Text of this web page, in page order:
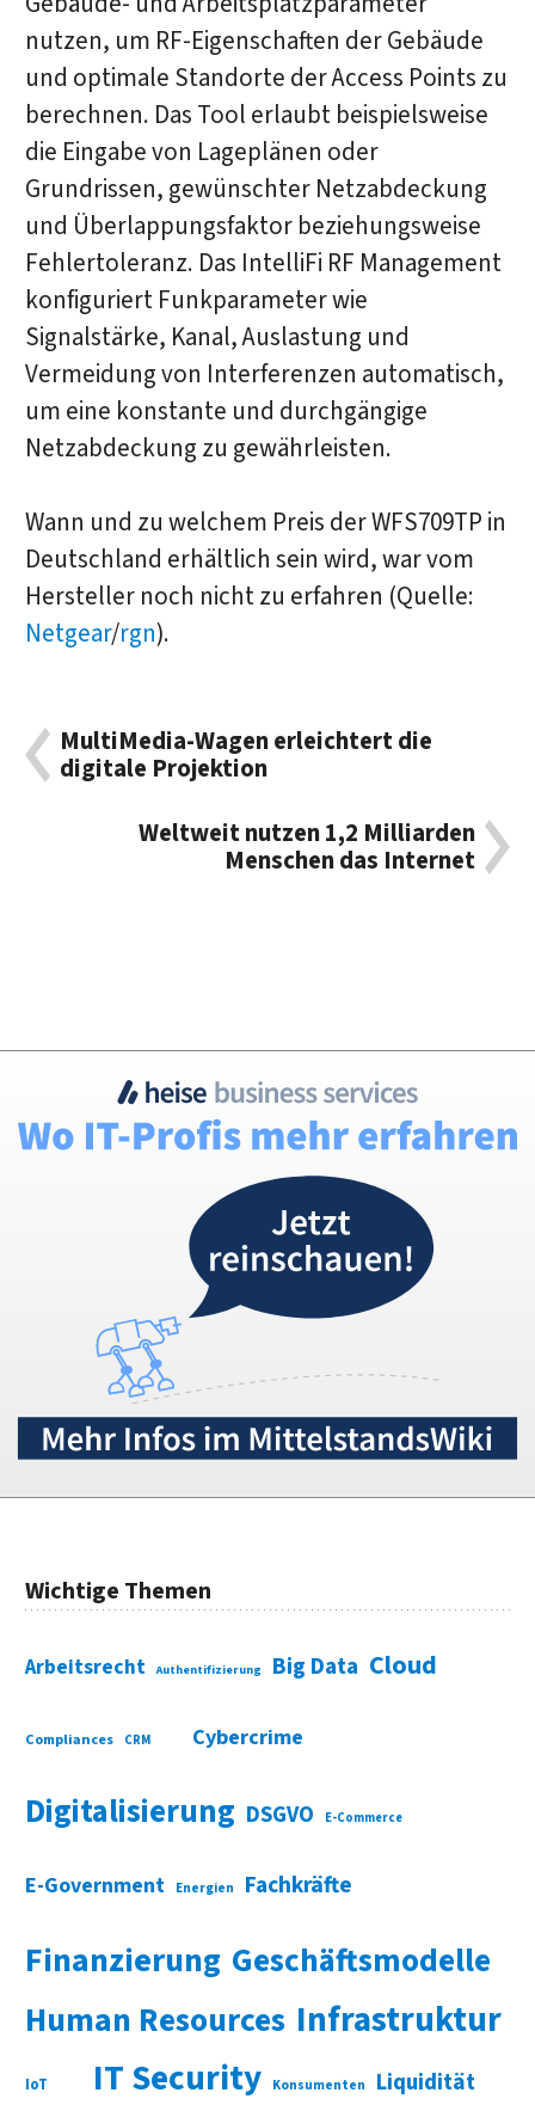
nutzen, um RF-Eigenschaften der Gebäude
und optimale Standorte der Access Points zu
berechnen. Das Tool erlaubt beispielsweise
die Eingabe von Lageplänen oder
Grundrissen, gewünschter Netzabdeckung
und Überlappungsfaktor beziehungsweise
Fehlertoleranz. Das IntelliFi RF Management
konfiguriert Funkparameter wie
Signalstärke, Kanal, Auslastung und
Vermeidung von Interferenzen automatisch,
um eine konstante und durchgängige
Netzabdeckung zu gewährleisten.
Wann und zu welchem Preis der WFS709TP in
Deutschland erhältlich sein wird, war vom
Hersteller noch nicht zu erfahren (Quelle:
Netgear/rgn).
MultiMedia-Wagen erleichtert die
digitale Projektion
Weltweit nutzen 1,2 Milliarden
Menschen das Internet
Wichtige Themen
Arbeitsrecht Authentifizierung Big Data Cloud
Compliances CRM Cybercrime
Digitalisierung DSGVO E-Commerce
E-Government Energien Fachkräfte
Finanzierung Geschäftsmodelle
Human Resources Infrastruktur
IoT IT Security Konsumenten Liquidität